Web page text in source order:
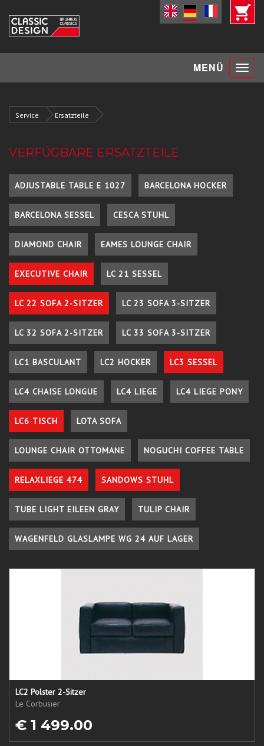
MENÜ Toggle
Service Ersatzteile
VERFÜGBARE ERSATZTEILE
ADJUSTABLE TABLE E 1027 BARCELONA HOCKER
BARCELONA SESSEL CESCA STUHL
DIAMOND CHAIR EAMES LOUNGE CHAIR
EXECUTIVE CHAIR LC 21 SESSEL
LC 22 SOFA 2-SITZER LC 23 SOFA 3-SITZER
LC 32 SOFA 2-SITZER LC 33 SOFA 3-SITZER
LC1 BASCULANT LC2 HOCKER LC3 SESSEL
LC4 CHAISE LONGUE LC4 LIEGE LC4 LIEGE PONY
LC6 TISCH LOTA SOFA
LOUNGE CHAIR OTTOMANE NOGUCHI COFFEE TABLE
RELAXLIEGE 474 SANDOWS STUHL
TUBE LIGHT EILEEN GRAY TULIP CHAIR
WAGENFELD GLASLAMPE WG 24 AUF LAGER
LC2 Polster 2-Sitzer
Le Corbusier
€ 1 499.00